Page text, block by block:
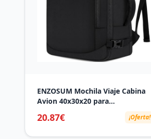
ENZOSUM Mochila Viaje Cabina
Avion 40x30x20 para
Ryanair,Mochila 40x30x20 para
Vueling 24L Bolsa Viaje Mujer
20.87€ ¡Oferta!